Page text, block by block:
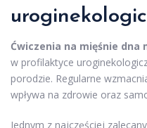
Ćwiczenia na mięśnie dna
w profilaktyce
porodzie. Regularne
wpływa na zdrowie oraz
Jednym z najczęściej